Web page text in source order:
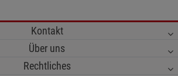
Kontakt
Über uns
Rechtliches